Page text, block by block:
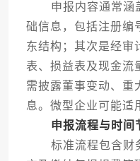
申报内容通常涵
础信息，包括注册编
东结构；其次是经审
表、损益表及现金流
需披露董事变动、重
息。微型企业可能适
申报流程与时间
标准流程包含财务